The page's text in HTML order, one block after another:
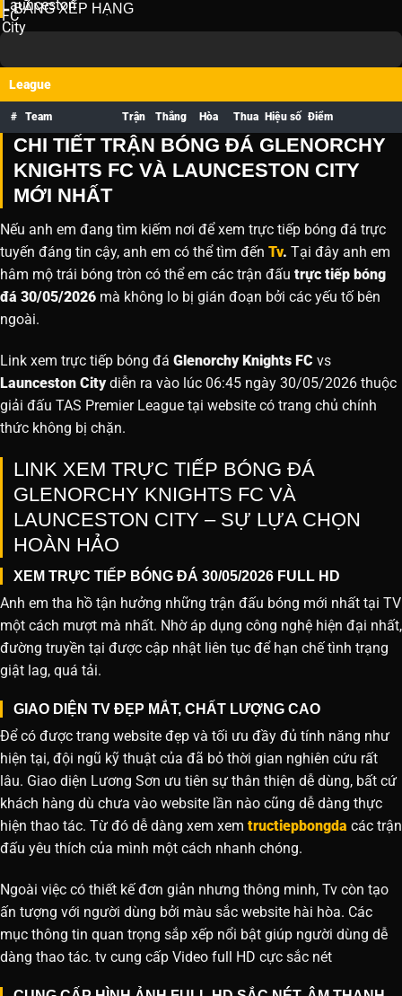
BẢNG XẾP HẠNG
League
# Team Trận Thắng Hòa Thua Hiệu số Điểm
CHI TIẾT TRẬN BÓNG ĐÁ GLENORCHY
KNIGHTS FC VÀ LAUNCESTON CITY
MỚI NHẤT
Nếu anh em đang tìm kiếm nơi để xem trực tiếp bóng đá trực
tuyến đáng tin cậy, anh em có thể tìm đến Tv. Tại đây anh em
hâm mộ trái bóng tròn có thể em các trận đấu trực tiếp bóng
đá 30/05/2026 mà không lo bị gián đoạn bởi các yếu tố bên
ngoài.
Link xem trực tiếp bóng đá Glenorchy Knights FC vs
Launceston Citydiễn ra vào lúc 06:45 ngày 30/05/2026 thuộc
giải đấu TAS Premier League tại website có trang chủ chính
thức không bị chặn.
LINK XEM TRỰC TIẾP BÓNG ĐÁ
GLENORCHY KNIGHTS FC VÀ
LAUNCESTON CITY – SỰ LỰA CHỌN
HOÀN HẢO
XEM TRỰC TIẾP BÓNG ĐÁ 30/05/2026 FULL HD
Anh em tha hồ tận hưởng những trận đấu bóng mới nhất tại TV
một cách mượt mà nhất. Nhờ áp dụng công nghệ hiện đại nhất,
đường truyền tại được cập nhật liên tục để hạn chế tình trạng
giật lag, quá tải.
GIAO DIỆN TV ĐẸP MẮT, CHẤT LƯỢNG CAO
Để có được trang website đẹp và tối ưu đầy đủ tính năng như
hiện tại, đội ngũ kỹ thuật của đã bỏ thời gian nghiên cứu rất
lâu. Giao diện Lương Sơn ưu tiên sự thân thiện dễ dùng, bất cứ
khách hàng dù chưa vào website lần nào cũng dễ dàng thực
hiện thao tác. Từ đó dễ dàng xem xem tructiepbongda các trận
đấu yêu thích của mình một cách nhanh chóng.
Ngoài việc có thiết kế đơn giản nhưng thông minh, Tv còn tạo
ấn tượng với người dùng bởi màu sắc website hài hòa. Các
mục thông tin quan trọng sắp xếp nổi bật giúp người dùng dễ
dàng thao tác. tv cung cấp Video full HD cực sắc nét